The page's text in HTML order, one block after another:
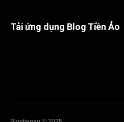
Tải ứng dụng Blog Tiền Ảo